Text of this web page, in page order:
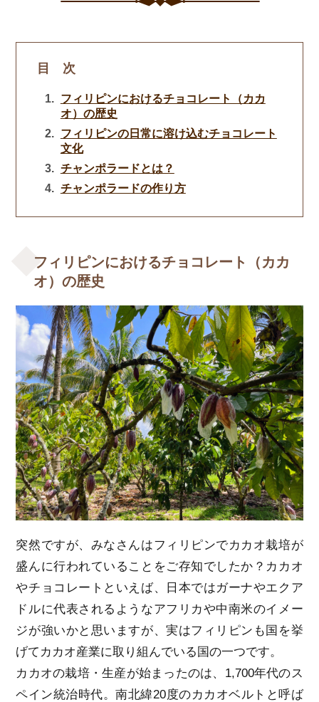
目 次
フィリピンにおけるチョコレート（カカ
オ）の歴史
フィリピンの日常に溶け込むチョコレート
文化
チャンポラードとは？
チャンポラードの作り方
フィリピンにおけるチョコレート（カカ
オ）の歴史
突然ですが、みなさんはフィリピンでカカオ栽培が
盛んに行われていることをご存知でしたか？カカオ
やチョコレートといえば、日本ではガーナやエクア
ドルに代表されるようなアフリカや中南米のイメー
ジが強いかと思いますが、実はフィリピンも国を挙
げてカカオ産業に取り組んでいる国の一つです。
カカオの栽培・生産が始まったのは、1,700年代のス
ペイン統治時代。南北緯20度のカカオベルトと呼ば